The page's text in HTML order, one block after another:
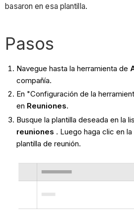
basaron en esa plantilla.
Pasos
Navegue hasta la herramienta de
compañía.
En "Configuración de la
en Reuniones.
Busque la plantilla deseada en la
reuniones . Luego haga clic en la
plantilla de reunión.